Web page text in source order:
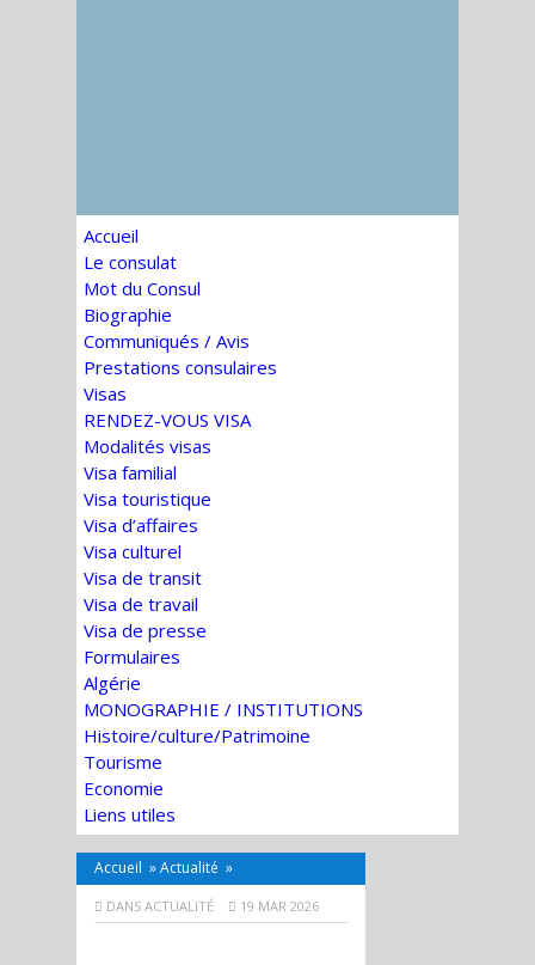
Accueil
Le consulat
Mot du Consul
Biographie
Communiqués / Avis
Prestations consulaires
Visas
RENDEZ-VOUS VISA
Modalités visas
Visa familial
Visa touristique
Visa d’affaires
Visa culturel
Visa de transit
Visa de travail
Visa de presse
Formulaires
Algérie
MONOGRAPHIE / INSTITUTIONS
Histoire/culture/Patrimoine
Tourisme
Economie
Liens utiles
Accueil »Actualité »
DANS ACTUALITÉ 19 MAR 2026